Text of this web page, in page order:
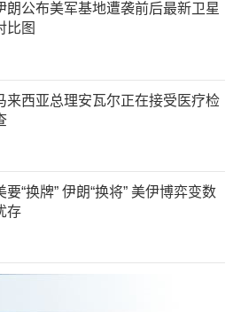
朗公布美军基地遭袭前后最新卫星
比图
来西亚总理安瓦尔正在接受医疗检
要“换牌” 伊朗“换将” 美伊博弈变数
存